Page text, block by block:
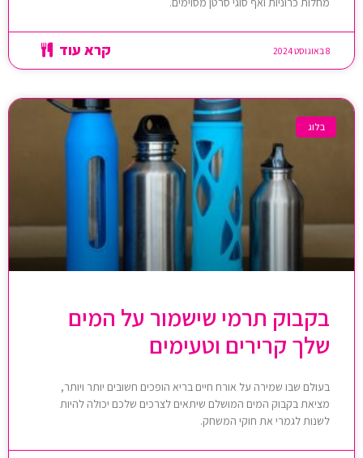
קרא עוד 8 באוגוסט 2024
בלוג
בקבוק תרמי שישמור על המים
שלך קרירים וטעימים
בעולם שבו שמירה על אורח חיים בריא הופכים חשובים יותר ויותר,
מציאת בקבוק המים המושלם שיתאים לצרכים שלכם יכולה להיות
לשנות לגמרי את חוקי המשחק.